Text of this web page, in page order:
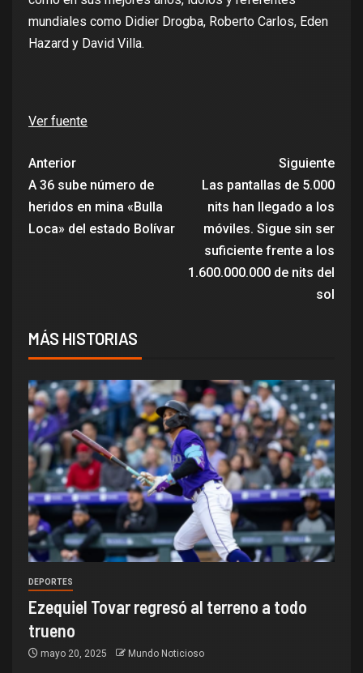
mundiales como Didier Drogba, Roberto Carlos, Eden
Hazard y David Villa.
Ver fuente
Anterior
A 36 sube número de
heridos en mina «Bulla
Loca» del estado Bolívar
Siguiente
Las pantallas de 5.000
nits han llegado a los
móviles. Sigue sin ser
suficiente frente a los
1.600.000.000 de nits del
sol
MÁS HISTORIAS
DEPORTES
Ezequiel Tovar regresó al terreno a todo
trueno
mayo 20, 2025 Mundo Noticioso